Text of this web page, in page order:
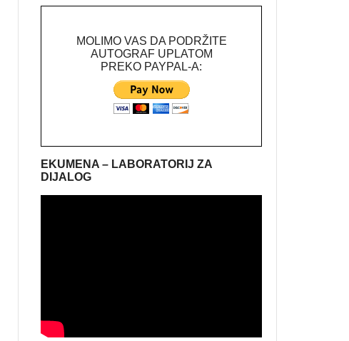
MOLIMO VAS DA PODRŽITE
AUTOGRAF UPLATOM
PREKO PAYPAL-A:
EKUMENA – LABORATORIJ ZA
DIJALOG